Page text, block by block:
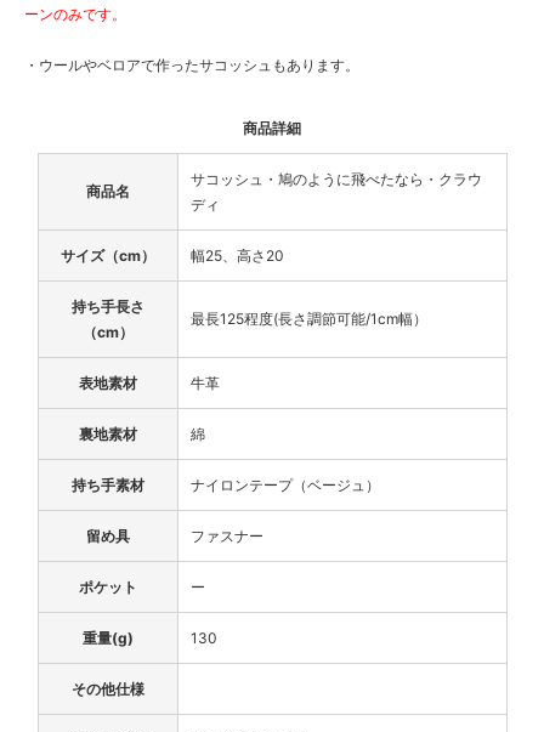
ーンのみです。
・ウールやベロアで作ったサコッシュもあります。
商品詳細
商品名
サコッシュ・鳩のように飛べたなら・クラウ
ディ
サイズ（cm） 幅25、高さ20
持ち手長さ
（cm）
最長125程度(長さ調節可能/1cm幅）
表地素材 牛革
裏地素材 綿
持ち手素材 ナイロンテープ（ベージュ）
留め具 ファスナー
ポケット ー
重量(g) 130
その他仕様